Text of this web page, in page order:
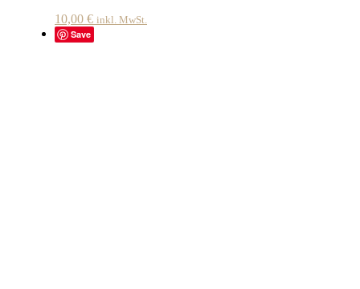
10,00 € inkl. MwSt.
Save